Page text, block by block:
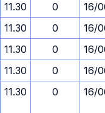
11.30 0
16/
11.30 0
16/
11.30 0
16/
11.30 0
16/
11.30 0 16/